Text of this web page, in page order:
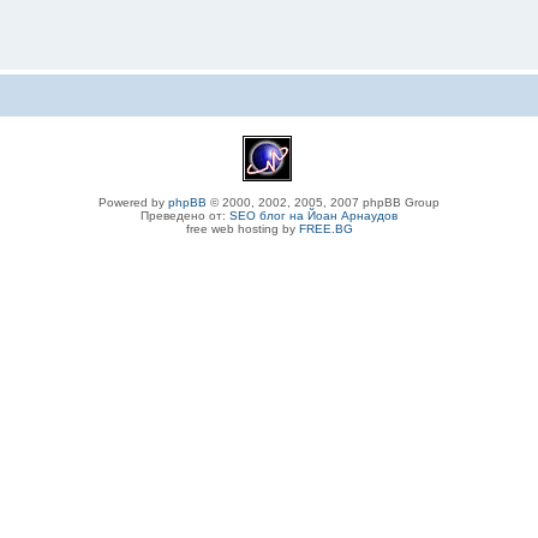
Powered by phpBB © 2000, 2002, 2005, 2007 phpBB Group
Преведено от: SEO блог на Йоан Арнаудов
free web hosting by FREE.BG